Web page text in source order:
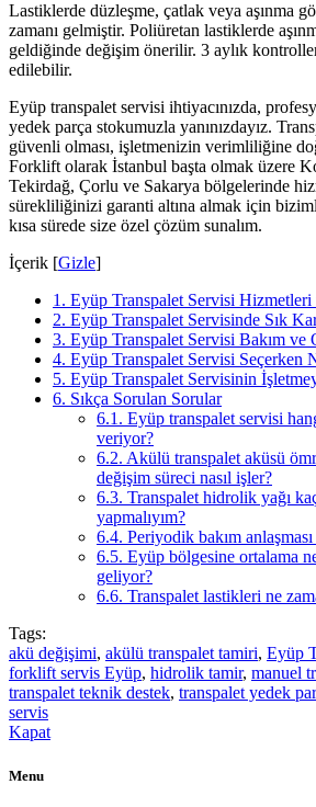
Lastiklerde düzleşme, çatlak veya aşınma
zamanı gelmiştir. Poliüretan lastiklerde
geldiğinde değişim önerilir. 3 aylık
edilebilir.
Eyüp transpalet servisi ihtiyacınızda,
yedek parça stokumuzla yanınızdayız.
güvenli olması, işletmenizin verimliliğine
Forklift olarak İstanbul başta olmak üzere
Tekirdağ, Çorlu ve Sakarya bölgelerinde
sürekliliğinizi garanti altına almak için
kısa sürede size özel çözüm sunalım.
İçerik [Gizle]
1. Eyüp Transpalet Servisi Hizmetleri
2. Eyüp Transpalet Servisinde Sık
3. Eyüp Transpalet Servisi Bakım ve
4. Eyüp Transpalet Servisi Seçerken
5. Eyüp Transpalet Servisinin
6. Sıkça Sorulan Sorular
6.1. Eyüp transpalet servisi
veriyor?
6.2. Akülü transpalet aküsü
değişim süreci nasıl işler?
6.3. Transpalet hidrolik yağı
yapmalıyım?
6.4. Periyodik bakım
6.5. Eyüp bölgesine ortalama
geliyor?
6.6. Transpalet lastikleri ne
Tags:
akü değişimi, akülü transpalet tamiri, Eyüp
forklift servis Eyüp, hidrolik tamir, manuel
transpalet teknik destek, transpalet yedek
servis
Kapat
Menu